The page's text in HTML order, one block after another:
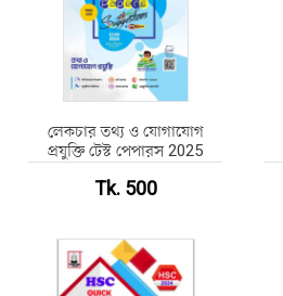
লেকচার তথ্য ও যোগাযোগ
প্রযুক্তি টেস্ট পেপারস 2025
Tk. 500